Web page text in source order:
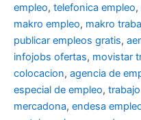
empleo, telefonica empleo,
makro empleo, makro
publicar empleos gratis,
infojobs ofertas, movistar
colocacion, agencia de
especial de empleo,
mercadona, endesa